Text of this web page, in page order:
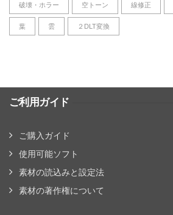
破壊・ホラー 空トーン 線修正
葉 雲 ２DLT変換
ご利用ガイド
ご購入ガイド
使用可能ソフト
素材の読込みと設定法
素材の著作権について